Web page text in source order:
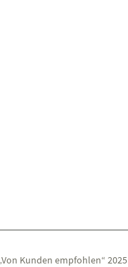
Kunden empfohlen“